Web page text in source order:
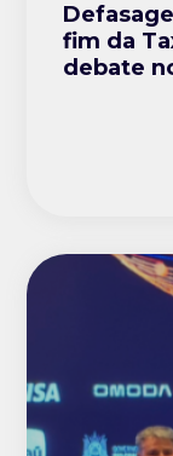
fim da
debate